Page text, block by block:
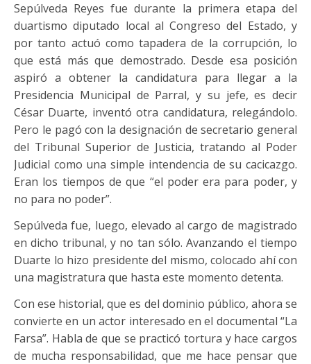
Sepúlveda Reyes fue durante la primera etapa del
duartismo diputado local al Congreso del Estado, y
por tanto actuó como tapadera de la corrupción, lo
que está más que demostrado. Desde esa posición
aspiró a obtener la candidatura para llegar a la
Presidencia Municipal de Parral, y su jefe, es decir
César Duarte, inventó otra candidatura, relegándolo.
Pero le pagó con la designación de secretario general
del Tribunal Superior de Justicia, tratando al Poder
Judicial como una simple intendencia de su cacicazgo.
Eran los tiempos de que “el poder era para poder, y
no para no poder”.
Sepúlveda fue, luego, elevado al cargo de magistrado
en dicho tribunal, y no tan sólo. Avanzando el tiempo
Duarte lo hizo presidente del mismo, colocado ahí con
una magistratura que hasta este momento detenta.
Con ese historial, que es del dominio público, ahora se
convierte en un actor interesado en el documental “La
Farsa”. Habla de que se practicó tortura y hace cargos
de mucha responsabilidad, que me hace pensar que